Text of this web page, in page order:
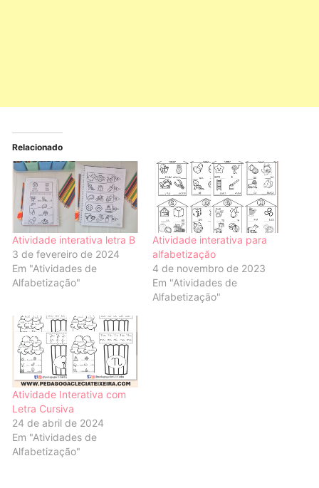
Relacionado
Atividade interativa letra B
3 de fevereiro de 2024
Em "Atividades de
Alfabetização"
Atividade interativa para
alfabetização
4 de novembro de 2023
Em "Atividades de
Alfabetização"
Atividade Interativa com
Letra Cursiva
24 de abril de 2024
Em "Atividades de
Alfabetização"